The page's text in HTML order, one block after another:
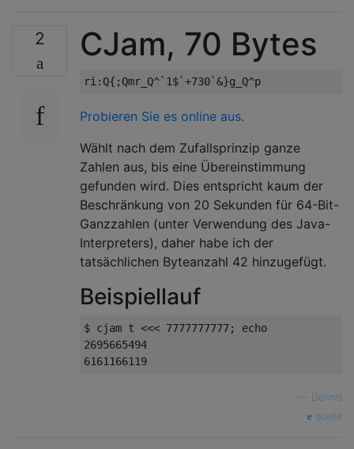
2 CJam, 70 Bytes
Probieren Sie es online aus.
Wählt nach dem Zufallsprinzip ganze
Zahlen aus, bis eine Übereinstimmung
gefunden wird. Dies entspricht kaum der
Beschränkung von 20 Sekunden für 64-Bit-
Ganzzahlen (unter Verwendung des Java-
Interpreters), daher habe ich der
tatsächlichen Byteanzahl 42 hinzugefügt.
Beispiellauf
$ cjam t <<< 7777777777; echo
2695665494
Dennis
quelle